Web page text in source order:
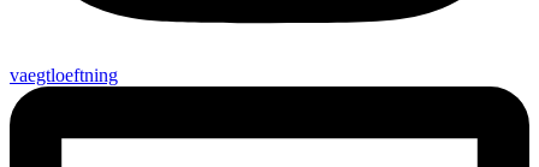
vaegtloeftning